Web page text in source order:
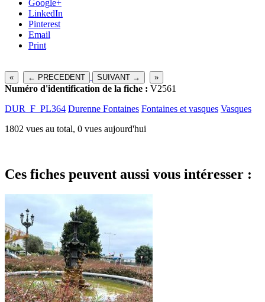
Google+
LinkedIn
Pinterest
Email
Print
« ← PRECEDENT SUIVANT → »
Numéro d'identification de la fiche : V2561
DUR_F_PL364 Durenne Fontaines Fontaines et vasques Vasques
1802 vues au total, 0 vues aujourd'hui
Ces fiches peuvent aussi vous intéresser :